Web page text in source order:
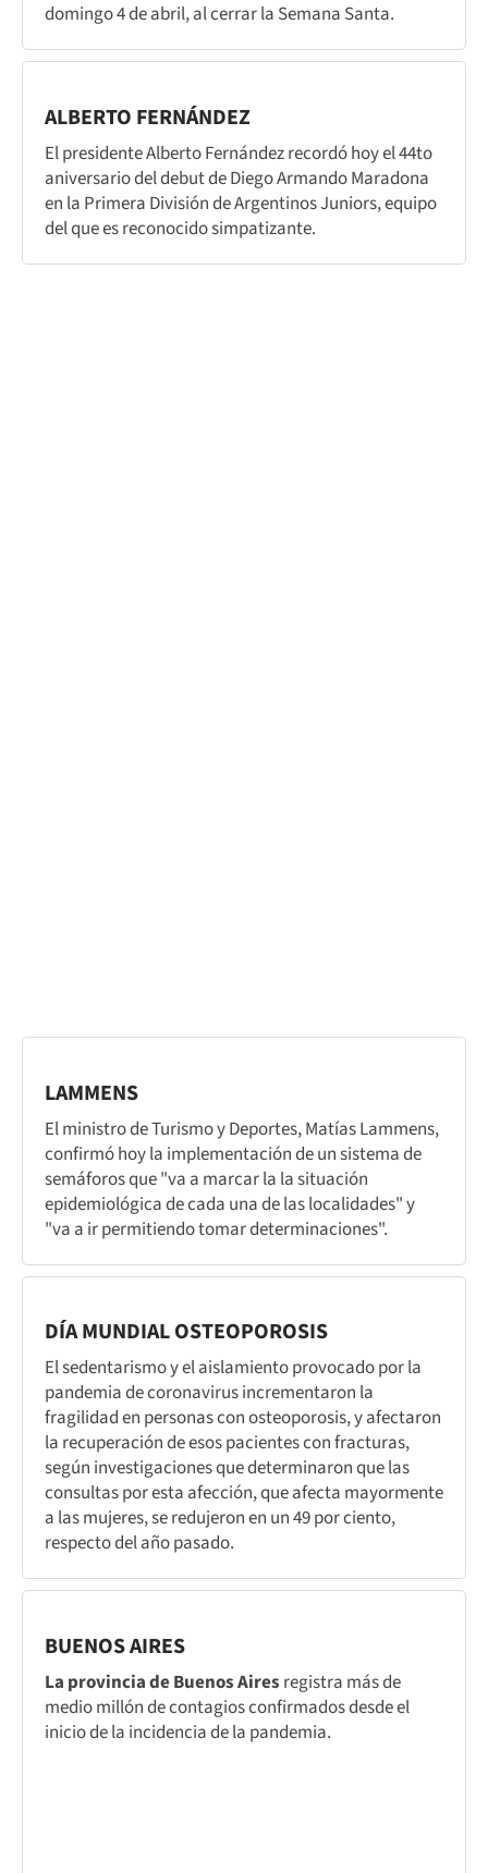
domingo 4 de abril, al cerrar la Semana Santa.
ALBERTO FERNÁNDEZ
El presidente Alberto Fernández recordó hoy el 44to
aniversario del debut de Diego Armando Maradona
en la Primera División de Argentinos Juniors, equipo
del que es reconocido simpatizante.
LAMMENS
El ministro de Turismo y Deportes, Matías Lammens,
confirmó hoy la implementación de un sistema de
semáforos que "va a marcar la la situación
epidemiológica de cada una de las localidades" y
"va a ir permitiendo tomar determinaciones".
DÍA MUNDIAL OSTEOPOROSIS
El sedentarismo y el aislamiento provocado por la
pandemia de coronavirus incrementaron la
fragilidad en personas con osteoporosis, y afectaron
la recuperación de esos pacientes con fracturas,
según investigaciones que determinaron que las
consultas por esta afección, que afecta mayormente
a las mujeres, se redujeron en un 49 por ciento,
respecto del año pasado.
BUENOS AIRES
La provincia de Buenos Aires registra más de
medio millón de contagios confirmados desde el
inicio de la incidencia de la pandemia.